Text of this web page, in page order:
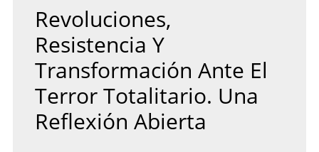
Revoluciones,
Resistencia Y
Transformación Ante El
Terror Totalitario. Una
Reflexión Abierta